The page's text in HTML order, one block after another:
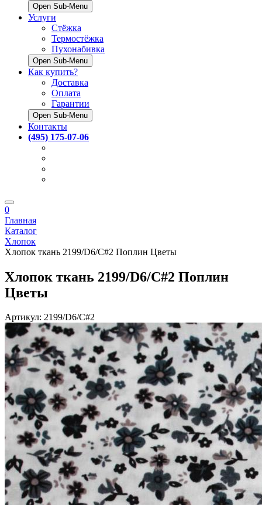
Open Sub-Menu
Услуги
Стёжка
Термостёжка
Пухонабивка
Open Sub-Menu
Как купить?
Доставка
Оплата
Гарантии
Open Sub-Menu
Контакты
(495) 175-07-06
0
Главная
Каталог
Хлопок
Хлопок ткань 2199/D6/C#2 Поплин Цветы
Хлопок ткань 2199/D6/C#2 Поплин
Цветы
Артикул: 2199/D6/C#2